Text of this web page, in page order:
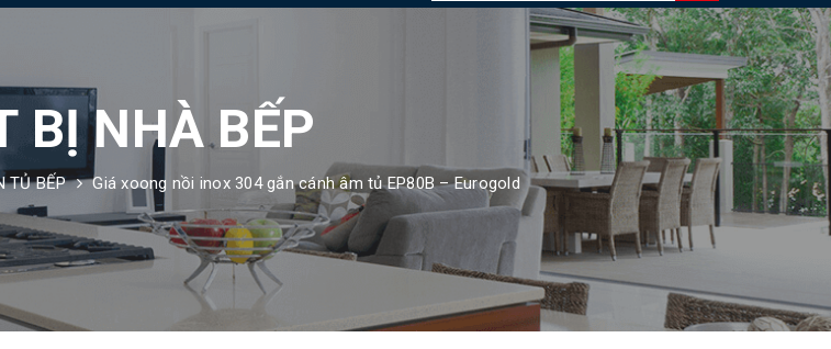
BỊ NHÀ BẾP
TỦ BẾP Giá xoong nồi inox 304 gắn cánh âm tủ EP80B – Eurogold